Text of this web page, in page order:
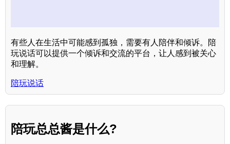
有些人在生活中可能感到孤独，需要有人陪伴和倾诉。陪
玩说话可以提供一个倾诉和交流的平台，让人感到被关心
和理解。
陪玩说话
陪玩总总酱是什么?